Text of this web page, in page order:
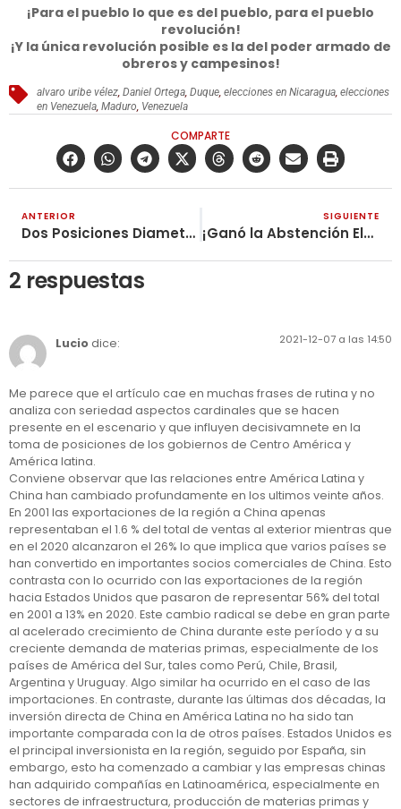
¡Para el pueblo lo que es del pueblo, para el pueblo
revolución!
¡Y la única revolución posible es la del poder armado de
obreros y campesinos!
alvaro uribe vélez,Daniel Ortega,Duque,elecciones en Nicaragua,elecciones
en Venezuela,Maduro, Venezuela
COMPARTE
ANTERIOR
Dos Posiciones Diametralmente Opuestas Sobre el “Nuevo Poder”
SIGUIENTE
¡Ganó la Abstención Electoral en las Elecciones para Consejos de Juventud!
2 respuestas
Lucio dice: 2021-12-07 a las 14:50
Me parece que el artículo cae en muchas frases de rutina y no
analiza con seriedad aspectos cardinales que se hacen
presente en el escenario y que influyen decisivamnete en la
toma de posiciones de los gobiernos de Centro América y
América latina.
Conviene observar que las relaciones entre América Latina y
China han cambiado profundamente en los ultimos veinte años.
En 2001 las exportaciones de la región a China apenas
representaban el 1.6 % del total de ventas al exterior mientras que
en el 2020 alcanzaron el 26% lo que implica que varios países se
han convertido en importantes socios comerciales de China. Esto
contrasta con lo ocurrido con las exportaciones de la región
hacia Estados Unidos que pasaron de representar 56% del total
en 2001 a 13% en 2020. Este cambio radical se debe en gran parte
al acelerado crecimiento de China durante este período y a su
creciente demanda de materias primas, especialmente de los
países de América del Sur, tales como Perú, Chile, Brasil,
Argentina y Uruguay. Algo similar ha ocurrido en el caso de las
importaciones. En contraste, durante las últimas dos décadas, la
inversión directa de China en América Latina no ha sido tan
importante comparada con la de otros países. Estados Unidos es
el principal inversionista en la región, seguido por España, sin
embargo, esto ha comenzado a cambiar y las empresas chinas
han adquirido compañías en Latinoamérica, especialmente en
sectores de infraestructura, producción de materias primas y